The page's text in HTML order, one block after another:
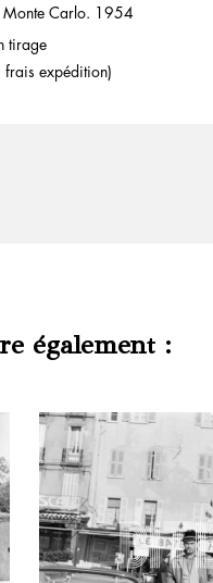
Monte Carlo. 1954
tirage
expédition)
également :